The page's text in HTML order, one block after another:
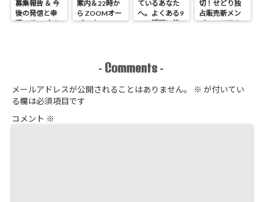
募集報告 ＆ 今
後の発信と幸
運のラッパイ
案内＆22時か
ら ZOOMオー
プンオフィス
ているあなた
へ。よくある9
つの疑問に答
切！せどり独
占販売新メン
バーのリアル
- Comments -
メールアドレスが公開されることはありません。 ※ が付いてい
る欄は必須項目です
コメント ※